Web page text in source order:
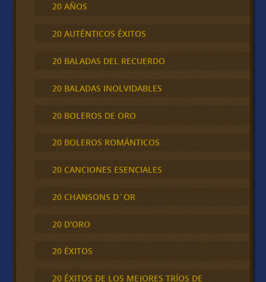
20 AÑOS
20 AUTÉNTICOS ÉXITOS
20 BALADAS DEL RECUERDO
20 BALADAS INOLVIDABLES
20 BOLEROS DE ORO
20 BOLEROS ROMÁNTICOS
20 CANCIONES ESENCIALES
20 CHANSONS D´OR
20 D'ORO
20 ÉXITOS
20 ÉXITOS DE LOS MEJORES TRÍOS DE